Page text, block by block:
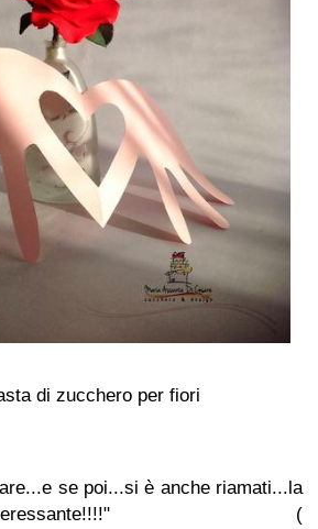
di zucchero per fiori
se poi...si è anche riamati...la
interessante!!!!" (